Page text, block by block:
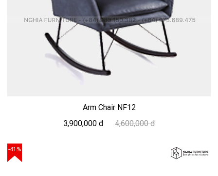
Arm Chair NF12
3,900,000 đ
4,600,000 đ
-41%